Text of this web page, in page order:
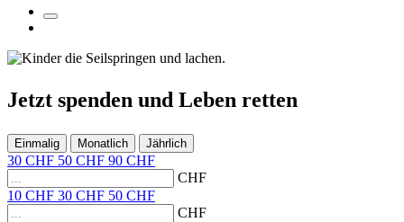
Jetzt spenden und Leben retten
Einmalig Monatlich Jährlich
30 CHF 50 CHF 90 CHF
CHF
10 CHF 30 CHF 50 CHF
CHF